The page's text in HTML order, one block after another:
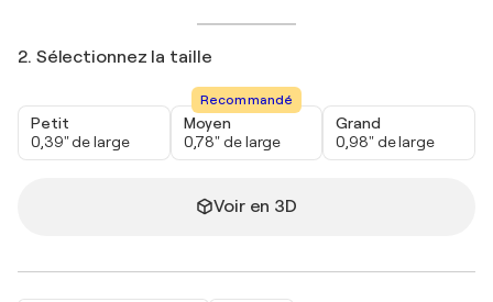
2. Sélectionnez la taille
Petit
0,39" de large
Recommandé
Moyen
0,78" de large
Grand
0,98" de large
Voir en 3D